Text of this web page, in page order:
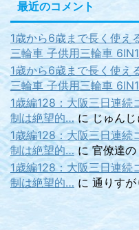
最近のコメント
1歳から6歳まで長く使え
三輪車 子供用三輪車 6IN1
1歳から6歳まで長く使え
三輪車 子供用三輪車 6IN1
1歳編128：大阪三日連
制は絶望的… にじゅんじ
1歳編128：大阪三日連
制は絶望的…に官僚達の
1歳編128：大阪三日連続
制は絶望的… に 通りすが